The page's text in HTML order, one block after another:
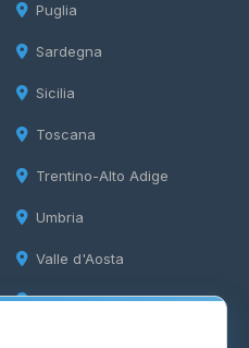
Puglia
Sardegna
Sicilia
Toscana
Trentino-Alto Adige
Umbria
Valle d'Aosta
Veneto